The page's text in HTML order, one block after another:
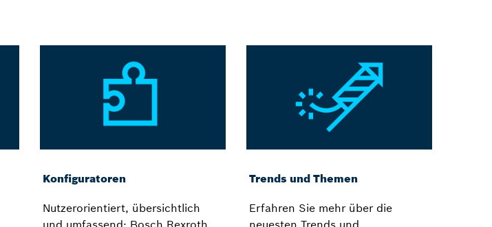
Konfiguratoren
Nutzerorientiert, übersichtlich
Trends und Themen
Erfahren Sie mehr über die